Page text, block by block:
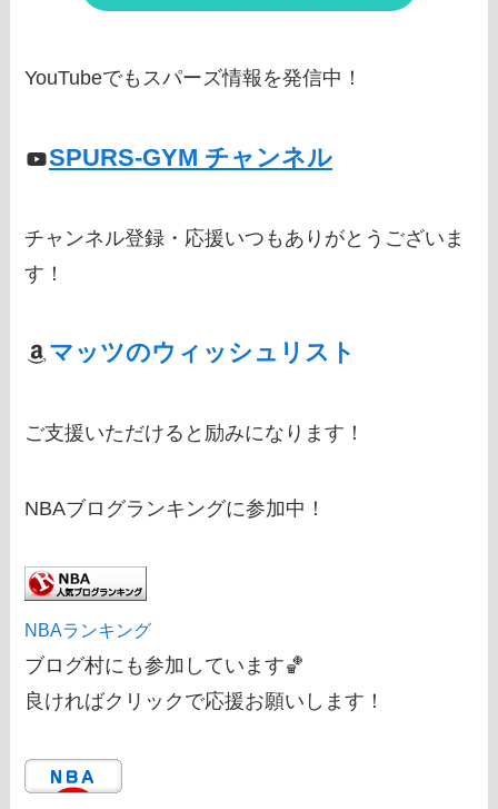
YouTubeでもスパーズ情報を発信中！
SPURS-GYM チャンネル
チャンネル登録・応援いつもありがとうございま
す！
マッツのウィッシュリスト
ご支援いただけると励みになります！
NBAブログランキングに参加中！
NBAランキング
ブログ村にも参加しています🏀
良ければクリックで応援お願いします！